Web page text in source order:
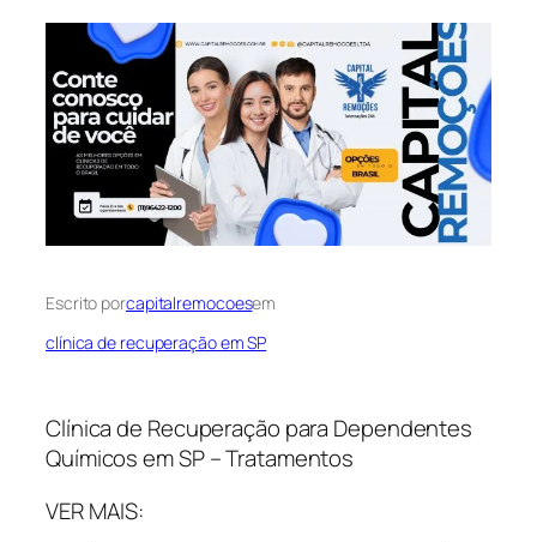
Escrito porcapitalremocoesem
clínica de recuperação em SP
Clínica de Recuperação para Dependentes
Químicos em SP – Tratamentos
VER MAIS: